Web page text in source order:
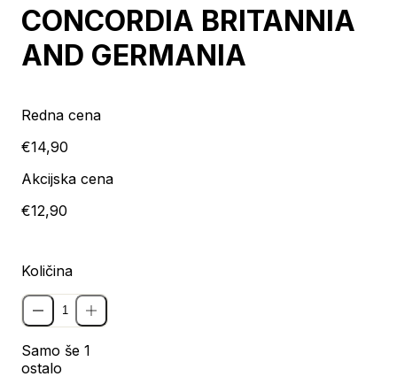
CONCORDIA BRITANNIA
AND GERMANIA
Redna cena
€14,90
Akcijska cena
€12,90
Količina
Samo še 1
ostalo